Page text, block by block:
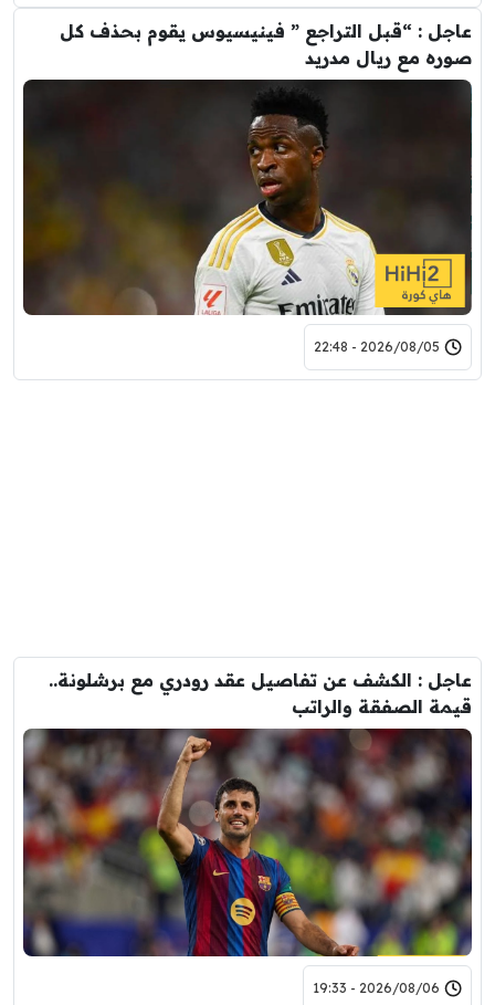
عاجل : “قبل التراجع ” فينيسيوس يقوم بحذف كل
صوره مع ريال مدريد
2026/08/05 - 22:48
عاجل : الكشف عن تفاصيل عقد رودري مع برشلونة..
قيمة الصفقة والراتب
2026/08/06 - 19:33